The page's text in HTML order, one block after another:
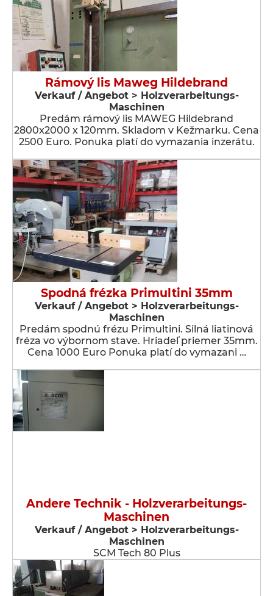
Rámový lis Maweg Hildebrand
Verkauf / Angebot > Holzverarbeitungs-
Maschinen
Predám rámový lis MAWEG Hildebrand
2800x2000 x 120mm. Skladom v Kežmarku. Cena
2500 Euro. Ponuka platí do vymazania inzerátu.
Spodná frézka Primultini 35mm
Verkauf / Angebot > Holzverarbeitungs-
Maschinen
Predám spodnú frézu Primultini. Silná liatinová
fréza vo výbornom stave. Hriadeľ priemer 35mm.
Cena 1000 Euro Ponuka platí do vymazani …
Andere Technik - Holzverarbeitungs-
Maschinen
Verkauf / Angebot > Holzverarbeitungs-
Maschinen
SCM Tech 80 Plus